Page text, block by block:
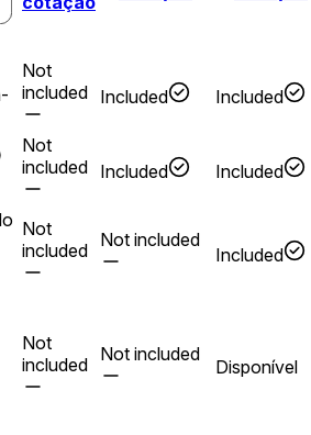
Not
included Included Included
Not
included Included Included
Not
included Not included
Included
Not
included Not included
Disponível